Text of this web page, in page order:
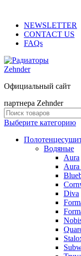
NEWSLETTER
CONTACT US
FAQs
Официальный сайт
партнера Zehnder
Выберите категорию
Водяные
Aura
Diva